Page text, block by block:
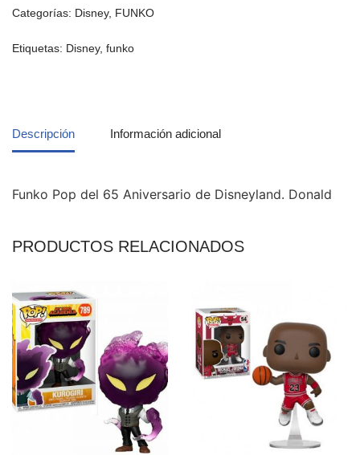
Categorías: Disney, FUNKO
Etiquetas: Disney, funko
Descripción Información adicional
Funko Pop del 65 Aniversario de Disneyland. Donald
PRODUCTOS RELACIONADOS